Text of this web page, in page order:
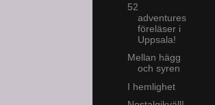
52
adventures
föreläser i
Uppsala!
Mellan hägg
och syren
I hemlighet